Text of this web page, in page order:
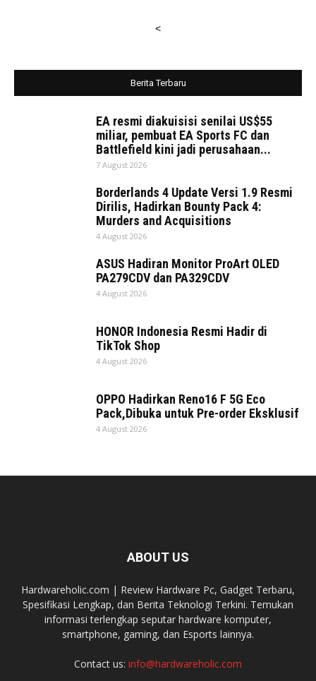
<
Berita Terbaru
EA resmi diakuisisi senilai US$55
miliar, pembuat EA Sports FC dan
Battlefield kini jadi perusahaan...
7 August 2026
Borderlands 4 Update Versi 1.9 Resmi
Dirilis, Hadirkan Bounty Pack 4:
Murders and Acquisitions
4 August 2026
ASUS Hadiran Monitor ProArt OLED
PA279CDV dan PA329CDV
4 August 2026
HONOR Indonesia Resmi Hadir di
TikTok Shop
4 August 2026
OPPO Hadirkan Reno16 F 5G Eco
Pack,Dibuka untuk Pre-order Eksklusif
4 August 2026
ABOUT US
Hardwareholic.com | Review Hardware Pc, Gadget Terbaru,
Spesifikasi Lengkap, dan Berita Teknologi Terkini. Temukan
informasi terlengkap seputar hardware komputer,
smartphone, gaming, dan Esports lainnya.
Contact us: info@hardwareholic.com